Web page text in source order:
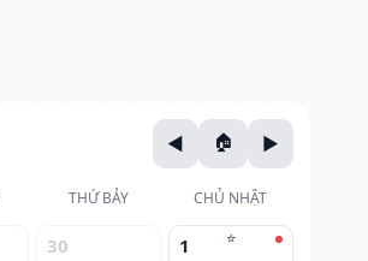
THỨ BẢY CHỦ NHẬT
30 ⭐
1